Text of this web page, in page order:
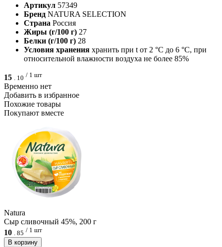
Артикул 57349
Бренд NATURA SELECTION
Страна Россия
Жиры (г/100 г) 27
Белки (г/100 г) 28
Условия хранения хранить при t от 2 °C до 6 °C, при
относительной влажности воздуха не более 85%
15 . 10 / 1 шт
Временно нет
Добавить в избранное
Похожие товары
Покупают вместе
Natura
Сыр сливочный 45%, 200 г
10 . 85 / 1 шт
В корзину